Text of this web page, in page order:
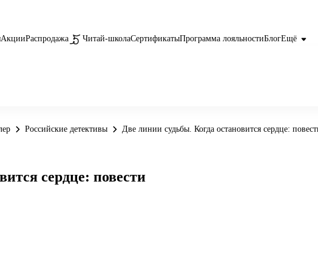
АкцииРаспродажа Читай-школаСертификатыПрограмма лояльностиБлогЕщё
Российские детективы Две линии судьбы. Когда остановится сердце:
сердце: повести